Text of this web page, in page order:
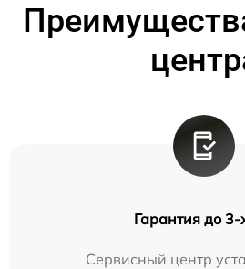
Гарантия до 3-
Сервисный центр